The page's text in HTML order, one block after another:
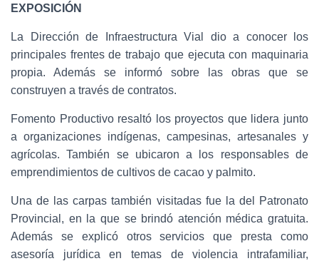
EXPOSICIÓN
La Dirección de Infraestructura Vial dio a conocer los
principales frentes de trabajo que ejecuta con maquinaria
propia. Además se informó sobre las obras que se
construyen a través de contratos.
Fomento Productivo resaltó los proyectos que lidera junto
a organizaciones indígenas, campesinas, artesanales y
agrícolas. También se ubicaron a los responsables de
emprendimientos de cultivos de cacao y palmito.
Una de las carpas también visitadas fue la del Patronato
Provincial, en la que se brindó atención médica gratuita.
Además se explicó otros servicios que presta como
asesoría jurídica en temas de violencia intrafamiliar,